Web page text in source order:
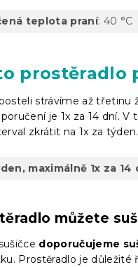
teplota praní: 40 °C
prostěradlo
strávíme až třetinu
je 1x za 14 dní.
zkrátit na 1x za týden.
maximálně 1x za 14
můžete
doporučujeme
Prostěradlo je důležité